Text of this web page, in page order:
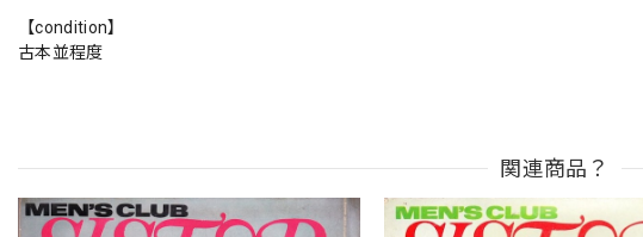
【condition】
古本並程度
関連商品？